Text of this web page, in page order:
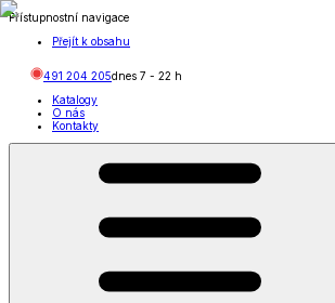
Přístupnostní navigace
Přejít k obsahu
491 204 205dnes 7 - 22 h
Katalogy
O nás
Kontakty